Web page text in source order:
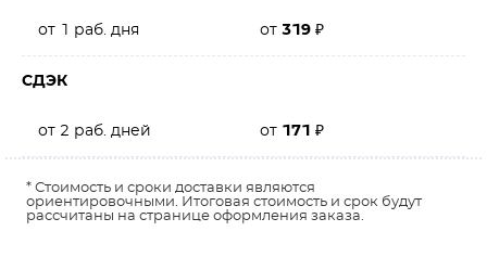
от 1 раб. дня от 319 ₽
СДЭК
от 2 раб. дней от 171 ₽
* Стоимость и сроки доставки являются
ориентировочными. Итоговая стоимость и срок будут
рассчитаны на странице оформления заказа.